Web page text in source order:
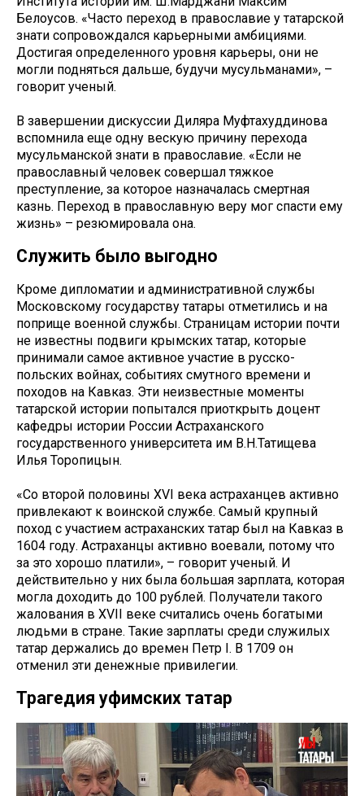
Белоусов. «Часто переход в православие у татарской
знати сопровождался карьерными амбициями.
Достигая определенного уровня карьеры, они не
могли подняться дальше, будучи мусульманами», –
говорит ученый.
В завершении дискуссии Диляра Муфтахуддинова
вспомнила еще одну вескую причину перехода
мусульманской знати в православие. «Если не
православный человек совершал тяжкое
преступление, за которое назначалась смертная
казнь. Переход в православную веру мог спасти ему
жизнь» – резюмировала она.
Служить было выгодно
Кроме дипломатии и административной службы
Московскому государству татары отметились и на
поприще военной службы. Страницам истории почти
не известны подвиги крымских татар, которые
принимали самое активное участие в русско-
польских войнах, событиях смутного времени и
походов на Кавказ. Эти неизвестные моменты
татарской истории попытался приоткрыть доцент
кафедры истории России Астраханского
государственного университета им В.Н.Татищева
Илья Торопицын.
«Со второй половины XVI века астраханцев активно
привлекают к воинской службе. Самый крупный
поход с участием астраханских татар был на Кавказ в
1604 году. Астраханцы активно воевали, потому что
за это хорошо платили», – говорит ученый. И
действительно у них была большая зарплата, которая
могла доходить до 100 рублей. Получатели такого
жалования в XVII веке считались очень богатыми
людьми в стране. Такие зарплаты среди служилых
татар держались до времен Петр I. В 1709 он
отменил эти денежные привилегии.
Трагедия уфимских татар